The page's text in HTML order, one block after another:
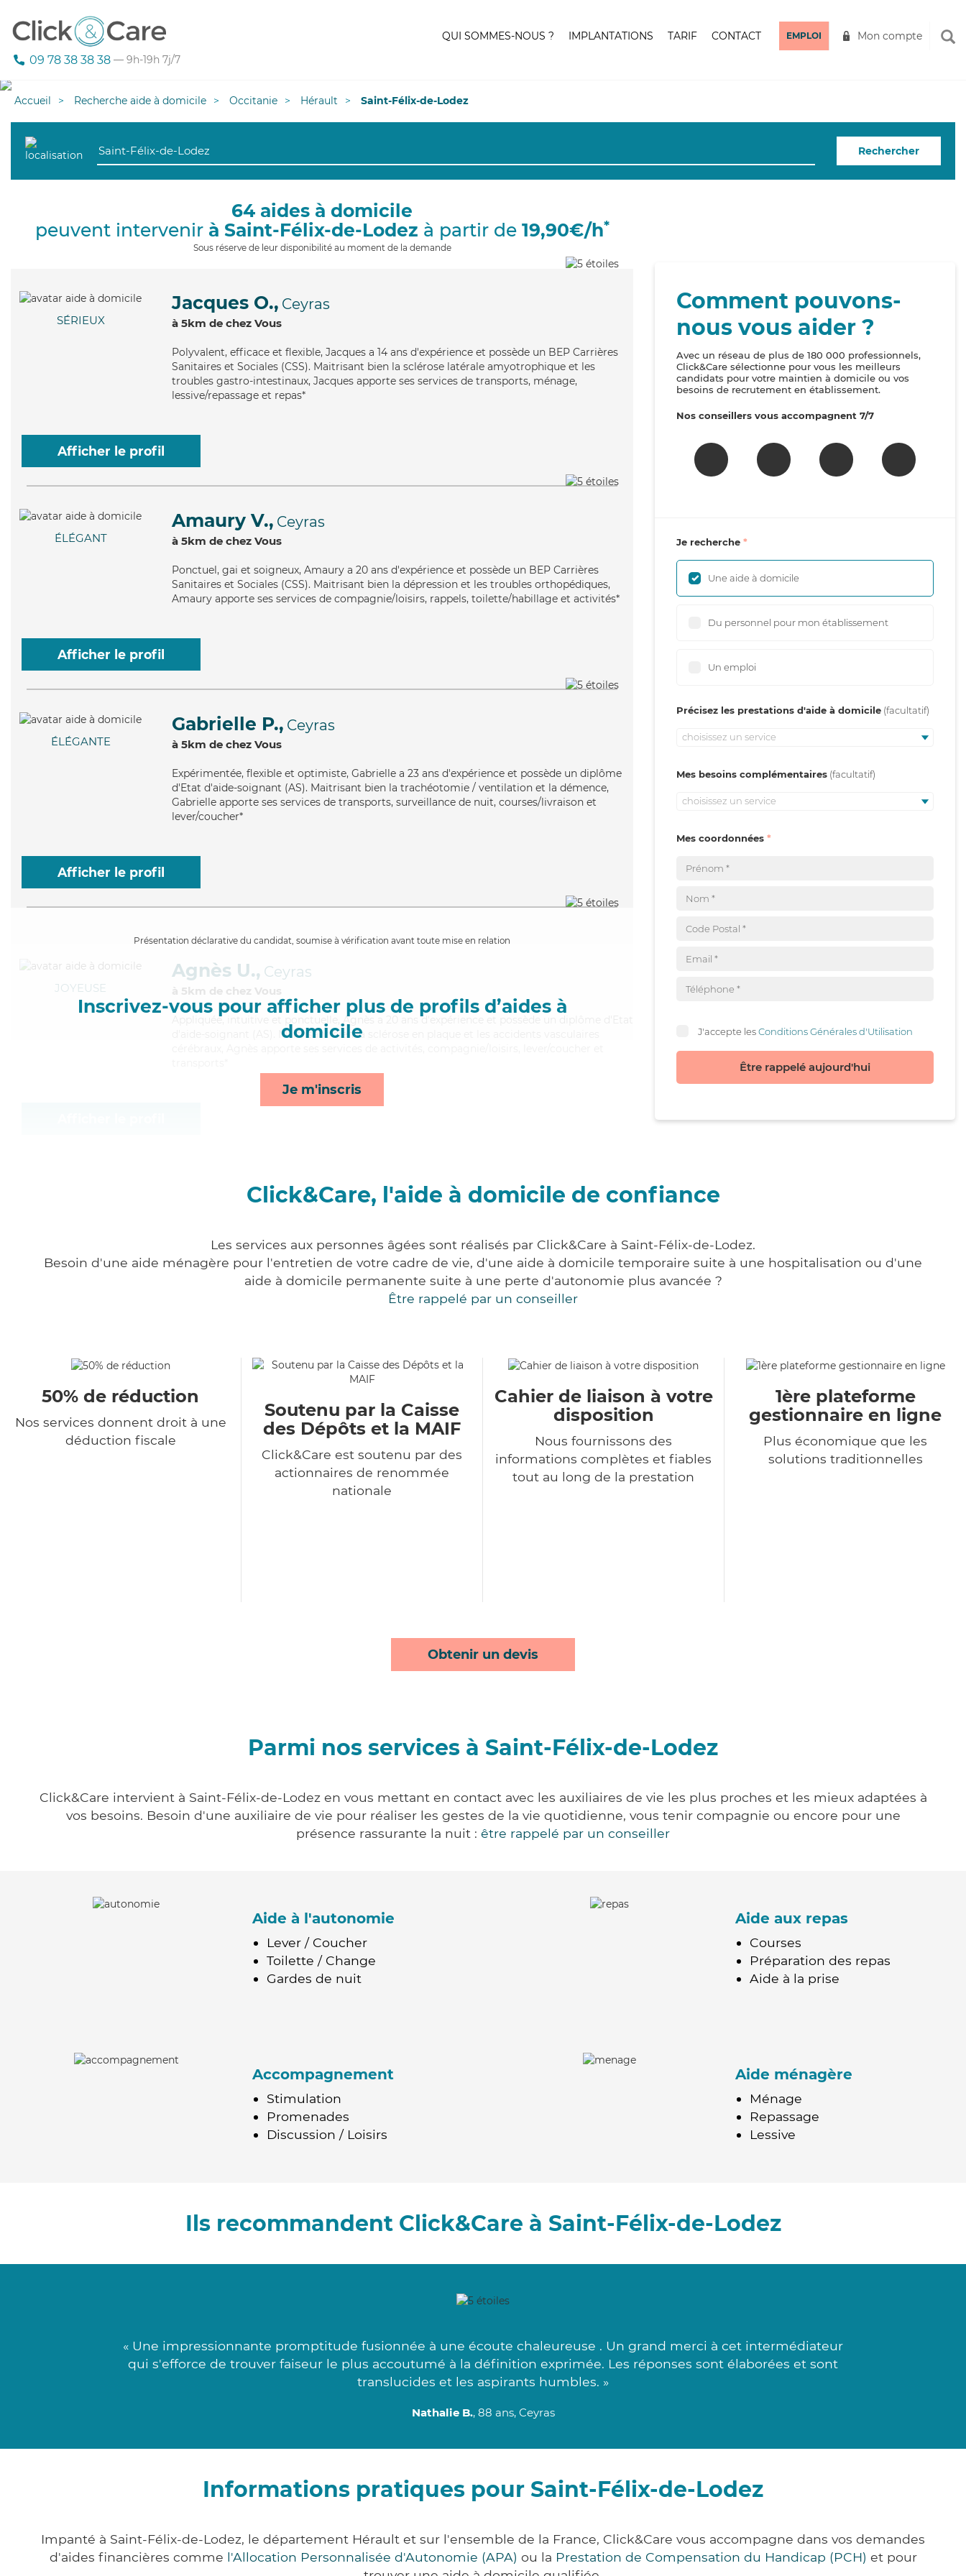
09 78 38 38 38 — 9h-19h 7j/7
QUI SOMMES-NOUS ? IMPLANTATIONS TARIF CONTACT EMPLOI Mon compte
Accueil Recherche aide à domicile Occitanie Hérault Saint-Félix-de-Lodez
Rechercher
64 aides à domicile
peuvent intervenir à Saint-Félix-de-Lodez à partir de 19,90€/h*
Sous réserve de leur disponibilité au moment de la demande
SÉRIEUX
Jacques O., Ceyras
à 5km de chez Vous
Polyvalent, efficace et flexible, Jacques a 14 ans d'expérience et possède un BEP Carrières
Sanitaires et Sociales (CSS). Maitrisant bien la sclérose latérale amyotrophique et les
troubles gastro-intestinaux, Jacques apporte ses services de transports, ménage,
lessive/repassage et repas*
Afficher le profil
ÉLÉGANT
Amaury V., Ceyras
à 5km de chez Vous
Ponctuel, gai et soigneux, Amaury a 20 ans d'expérience et possède un BEP Carrières
Sanitaires et Sociales (CSS). Maitrisant bien la dépression et les troubles orthopédiques,
Amaury apporte ses services de compagnie/loisirs, rappels, toilette/habillage et activités*
Afficher le profil
ÉLÉGANTE
Gabrielle P., Ceyras
à 5km de chez Vous
Expérimentée, flexible et optimiste, Gabrielle a 23 ans d'expérience et possède un diplôme
d'Etat d'aide-soignant (AS). Maitrisant bien la trachéotomie / ventilation et la démence,
Gabrielle apporte ses services de transports, surveillance de nuit, courses/livraison et
lever/coucher*
Afficher le profil
Présentation déclarative du candidat, soumise à vérification avant toute mise en relation
Inscrivez-vous pour afficher plus de profils d’aides à
domicile
Je m'inscris
JOYEUSE
Agnès U., Ceyras
à 5km de chez Vous
Appliquée , intuitive et ponctuelle, Agnès a 20 ans d'expérience et possède un diplôme d'Etat
d'aide-soignant (AS). Maitrisant bien la sclérose en plaque et les accidents vasculaires
Comment pouvons-
nous vous aider ?
Avec un réseau de plus de 180 000 professionnels,
Click&Care sélectionne pour vous les meilleurs
candidats pour votre maintien à domicile ou vos
besoins de recrutement en établissement.
Nos conseillers vous accompagnent 7/7
Je recherche
Une aide à domicile
Du personnel pour mon établissement
Un emploi
Précisez les prestations d'aide à domicile
choisissez un service
Mes besoins complémentaires
choisissez un service
Mes coordonnées
J'accepte lesConditions Générales d'Utilisation
Être rappelé aujourd'hui
Click&Care, l'aide à domicile de confiance
Les services aux personnes âgées sont réalisés par Click&Care à Saint-Félix-de-Lodez.
Besoin d'une aide ménagère pour l'entretien de votre cadre de vie, d'une aide à domicile temporaire suite à une hospitalisation ou d'une
aide à domicile permanente suite à une perte d'autonomie plus avancée ?
Être rappelé par un conseiller
50% de réduction
Nos services donnent droit à une
déduction fiscale
Soutenu par la Caisse
des Dépôts et la MAIF
Click&Care est soutenu par des
actionnaires de renommée
nationale
Cahier de liaison à votre
disposition
Nous fournissons des
informations complètes et fiables
tout au long de la prestation
1ère plateforme
gestionnaire en ligne
Plus économique que les
solutions traditionnelles
Obtenir un devis
Parmi nos services à Saint-Félix-de-Lodez
Click&Care intervient à Saint-Félix-de-Lodez en vous mettant en contact avec les auxiliaires de vie les plus proches et les mieux adaptées à
vos besoins. Besoin d'une auxiliaire de vie pour réaliser les gestes de la vie quotidienne, vous tenir compagnie ou encore pour une
présence rassurante la nuit : être rappelé par un conseiller
Aide à l'autonomie
Lever / Coucher
Toilette / Change
Gardes de nuit
Aide aux repas
Courses
Préparation des repas
Aide à la prise
Accompagnement
Stimulation
Promenades
Discussion / Loisirs
Aide ménagère
Ménage
Repassage
Lessive
Ils recommandent Click&Care à Saint-Félix-de-Lodez
« Une impressionnante promptitude fusionnée à une écoute chaleureuse . Un grand merci à cet intermédiateur
qui s'efforce de trouver faiseur le plus accoutumé à la définition exprimée. Les réponses sont élaborées et sont
translucides et les aspirants humbles. »
Nathalie B., 88 ans, Ceyras
Informations pratiques pour Saint-Félix-de-Lodez
Impanté à Saint-Félix-de-Lodez, le département Hérault et sur l'ensemble de la France, Click&Care vous accompagne dans vos demandes
d'aides financières comme l'Allocation Personnalisée d'Autonomie (APA) ou la Prestation de Compensation du Handicap (PCH) et pour